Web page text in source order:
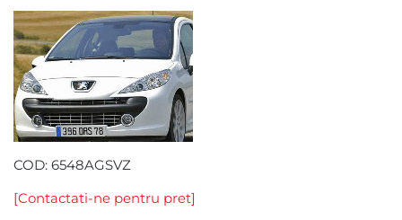
COD: 6548AGSVZ
[Contactati-ne pentru pret]